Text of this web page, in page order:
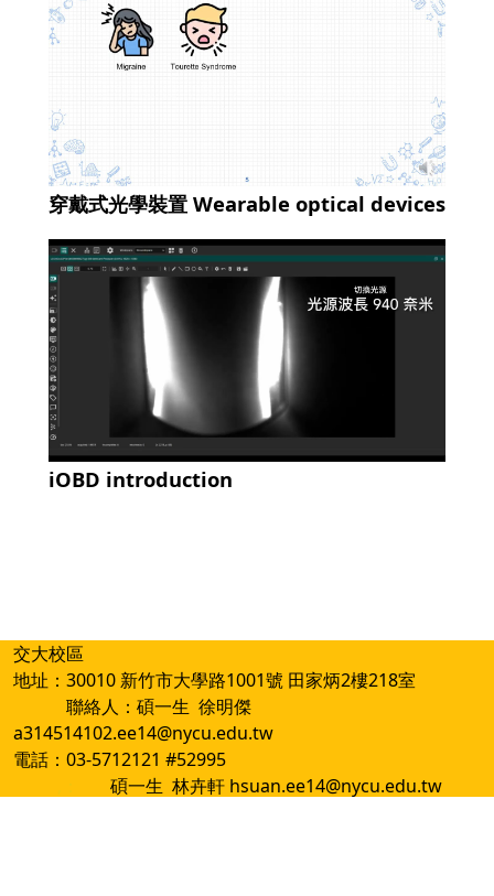
穿戴式光學裝置 Wearable optical devices
iOBD introduction
交大校區
地址：30010 新竹市大學路1001號 田家炳2樓218室
聯絡人：碩一生 徐明傑
a314514102.ee14@nycu.edu.tw
電話：03-5712121 #52995
碩一生 林卉軒 hsuan.ee14@nycu.edu.tw